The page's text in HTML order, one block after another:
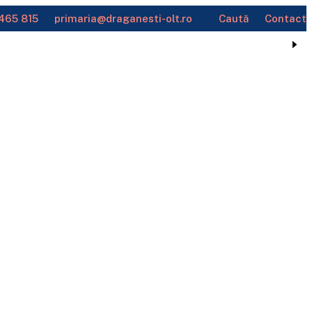
815 primaria@draganesti-olt.ro Caută Contact